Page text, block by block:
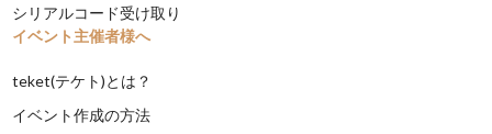
シリアルコード受け取り
イベント主催者様へ
teket(テケト)とは？
イベント作成の方法